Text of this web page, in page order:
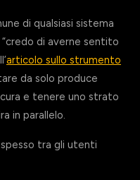
di qualsiasi sistema
di averne sentito
articolo sullo strumento
da solo produce
e tenere uno strato
in parallelo.
tra gli utenti